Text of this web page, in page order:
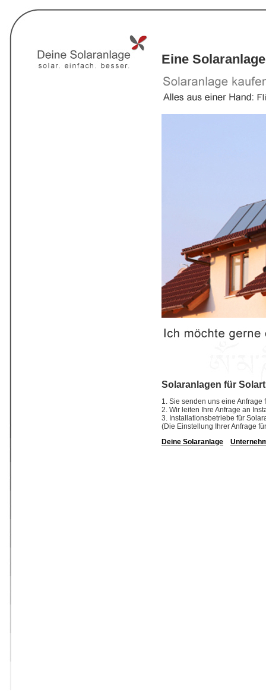
Eine
Solaranlagen für
1. Sie senden uns eine
2. Wir leiten Ihre Anfrage an
3. Installationsbetriebe für
(Die Einstellung Ihrer Anfrage
Deine Solaranlage